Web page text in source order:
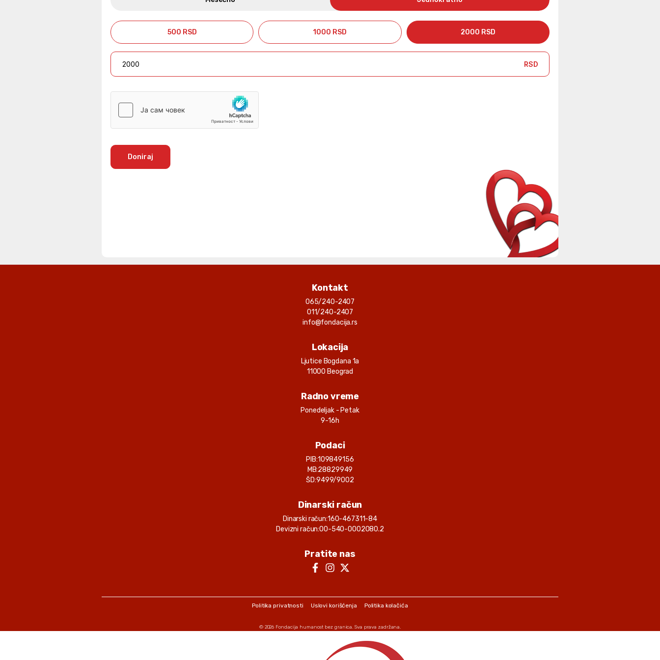
500 RSD 1000 RSD 2000 RSD
RSD
Doniraj
Kontakt
065/240-2407
011/240-2407
info@fondacija.rs
Lokacija
Ljutice Bogdana 1a
11000 Beograd
Radno vreme
Ponedeljak - Petak
9-16h
Podaci
PIB:109849156
MB:28829949
ŠD:9499/9002
Dinarski račun
Dinarski račun:160-467311-84
Devizni račun:00-540-0002080.2
Pratite nas
Politika privatnosti Uslovi korišćenja Politika kolačića
© 2026 Fondacija humanost bez granica. Sva prava zadržana.